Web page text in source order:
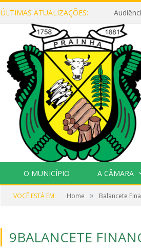
ÚLTIMAS ATUALIZAÇÕES:
O MUNICÍPIO A CÂMARA
VOCÊ ESTÁ EM: Home » Balancete
9BALANCETE